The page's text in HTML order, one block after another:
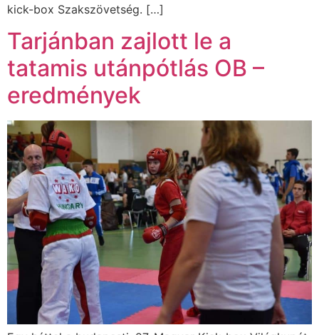
kick-box Szakszövetség. […]
Tarjánban zajlott le a
tatamis utánpótlás OB –
eredmények